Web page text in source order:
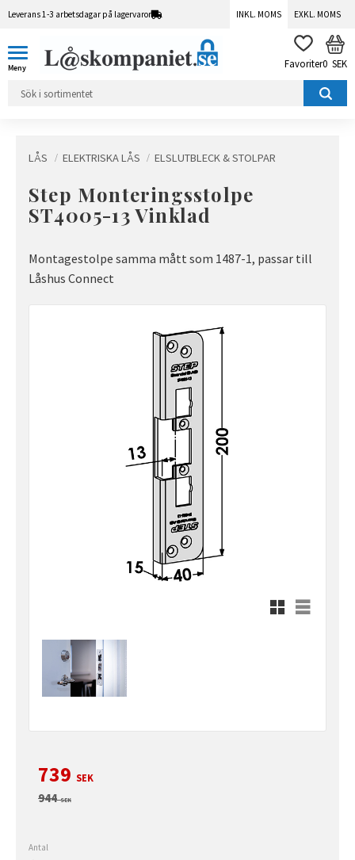
Leverans 1-3 arbetsdagar på lagervaror INKL. MOMS EXKL. MOMS
FAVORITER
0 SEK
LÅS ELEKTRISKA LÅS ELSLUTBLECK & STOLPAR
Step Monteringsstolpe
ST4005-13 Vinklad
Montagestolpe samma mått som 1487-1, passar till
Låshus Connect
Rutnätsvy
Listvy
Nedsatt pris:
739 SEK
Ordinarie pris:
944SEK
Antal